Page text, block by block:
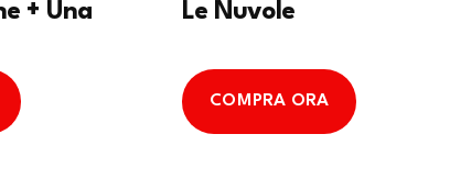
+ Una
Le Nuvole
COMPRA ORA